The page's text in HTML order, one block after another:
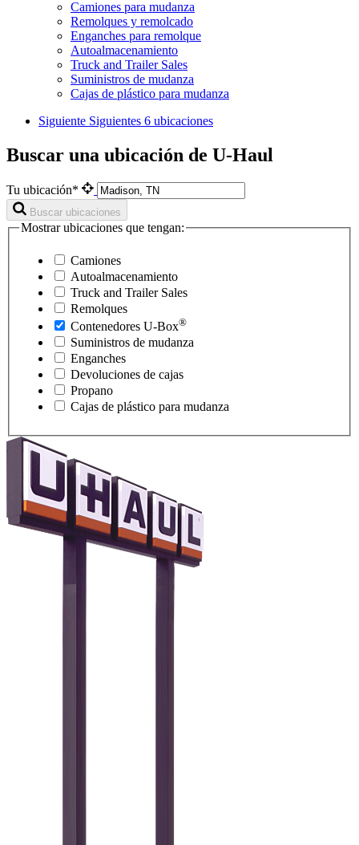
Camiones para mudanza
Remolques y remolcado
Enganches para remolque
Autoalmacenamiento
Truck and Trailer Sales
Suministros de mudanza
Cajas de plástico para mudanza
Siguiente Siguientes 6 ubicaciones
Buscar una ubicación de U-Haul
Tu ubicación*
Buscar ubicaciones
Mostrar ubicaciones que tengan:
Camiones
Autoalmacenamiento
Truck and Trailer Sales
Remolques
Contenedores U-Box®
Suministros de mudanza
Enganches
Devoluciones de cajas
Propano
Cajas de plástico para mudanza